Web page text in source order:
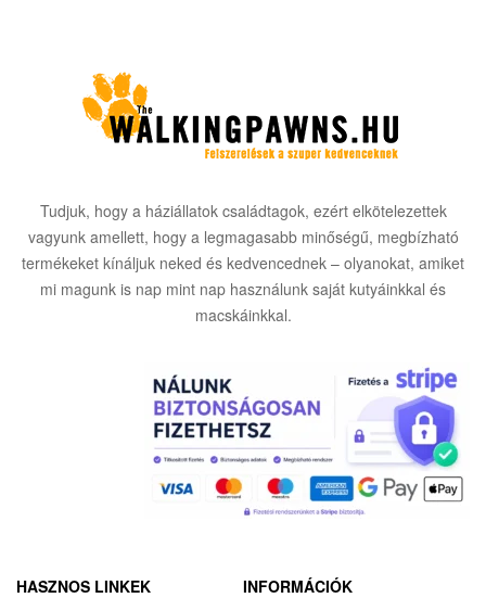
Tudjuk, hogy a háziállatok családtagok, ezért elkötelezettek
vagyunk amellett, hogy a legmagasabb minőségű, megbízható
termékeket kínáljuk neked és kedvencednek – olyanokat, amiket
mi magunk is nap mint nap használunk saját kutyáinkkal és
macskáinkkal.
HASZNOS LINKEK INFORMÁCIÓK